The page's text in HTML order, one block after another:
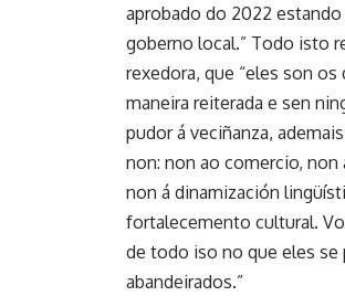
aprobado do 2022 estando
goberno local.” Todo isto
rexedora, que “eles son
maneira reiterada e sen
pudor á veciñanza,
non: non ao comercio, non
non á dinamización
fortalecemento cultural.
de todo iso no que eles
abandeirados.”